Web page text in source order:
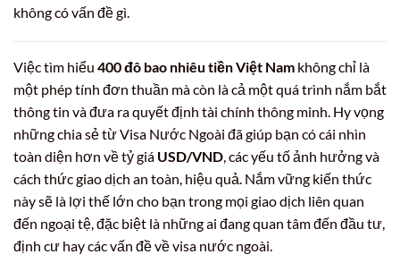
không có vấn đề gì.
Việc tìm hiểu 400 đô bao nhiêu tiền Việt Nam không chỉ là
một phép tính đơn thuần mà còn là cả một quá trình nắm bắt
thông tin và đưa ra quyết định tài chính thông minh. Hy vọng
những chia sẻ từ Visa Nước Ngoài đã giúp bạn có cái nhìn
toàn diện hơn về tỷ giá USD/VND, các yếu tố ảnh hưởng và
cách thức giao dịch an toàn, hiệu quả. Nắm vững kiến thức
này sẽ là lợi thế lớn cho bạn trong mọi giao dịch liên quan
đến ngoại tệ, đặc biệt là những ai đang quan tâm đến đầu tư,
định cư hay các vấn đề về visa nước ngoài.